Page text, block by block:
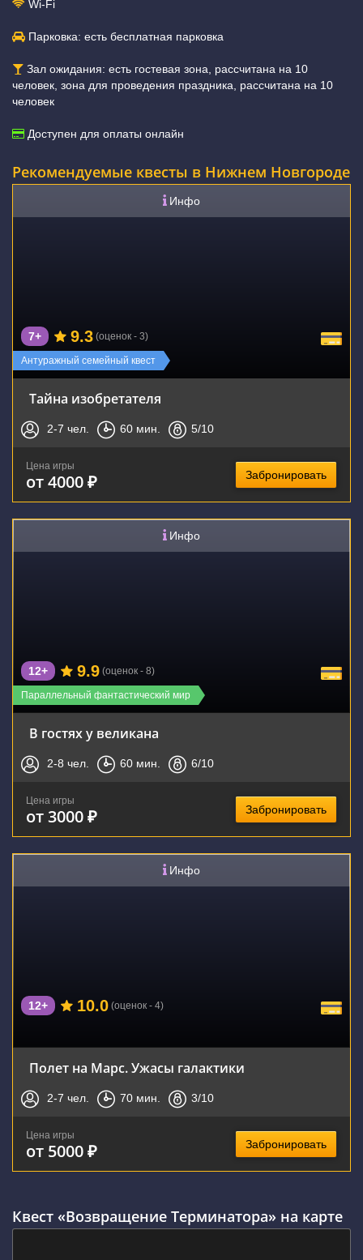
Wi-Fi
Парковка: есть бесплатная парковка
Зал ожидания: есть гостевая зона, рассчитана на 10
человек, зона для проведения праздника, рассчитана на 10
человек
Доступен для оплаты онлайн
Рекомендуемые квесты в Нижнем Новгороде
Инфо
Антуражный семейный квест
7+ 9.3 (оценок - 3)
Тайна изобретателя
2-7 чел. 60 мин. 5/10
Цена игры
от 4000 ₽ Забронировать
Инфо
Параллельный фантастический мир
12+ 9.9 (оценок - 8)
В гостях у великана
2-8 чел. 60 мин. 6/10
Цена игры
от 3000 ₽ Забронировать
Инфо
12+ 10.0 (оценок - 4)
Полет на Марс. Ужасы галактики
2-7 чел. 70 мин. 3/10
Цена игры
от 5000 ₽ Забронировать
Квест «Возвращение Терминатора» на карте